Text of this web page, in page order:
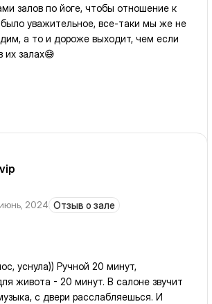
залов по йоге, чтобы отношение к
уважительное, все-таки мы же не
а то и дороже выходит, чем если
их залах😅
июнь, 2024 Отзыв о зале
уснула)) Ручной 20 минут,
- 20 минут. В салоне звучит
с двери расслабляешься. И